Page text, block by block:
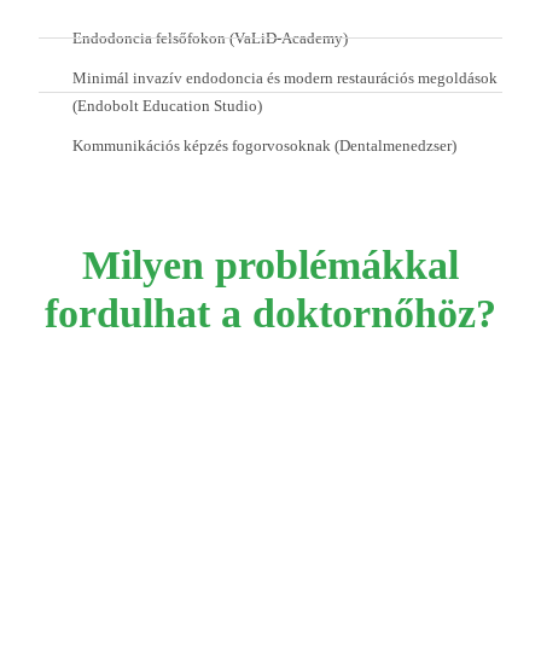
Endodoncia felsőfokon (VaLiD-Academy)
Minimál invazív endodoncia és modern restaurációs megoldások
(Endobolt Education Studio)
Kommunikációs képzés fogorvosoknak (Dentalmenedzser)
Milyen problémákkal
fordulhat a doktornőhöz?